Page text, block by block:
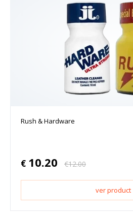
Rush & Hardware
€ 10.20 €12.00
ver product